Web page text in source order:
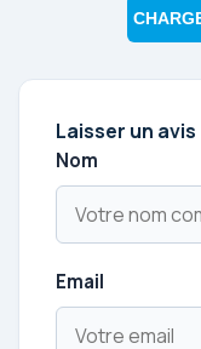
Laisser un avis
Nom
Email